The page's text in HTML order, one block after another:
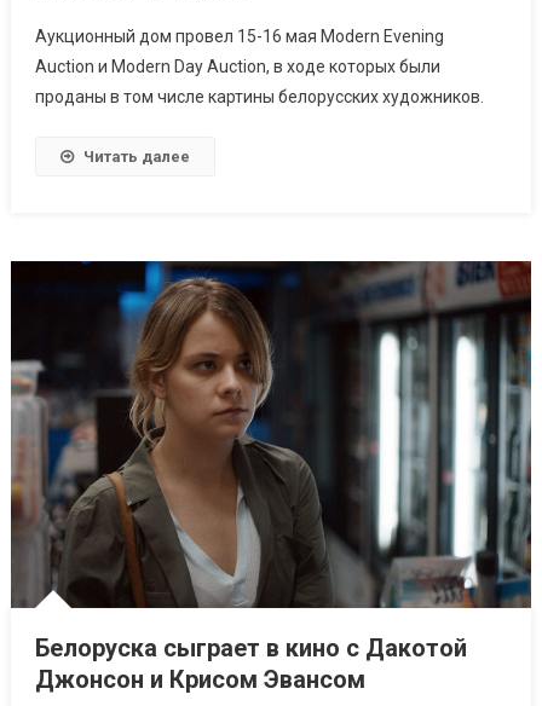
Аукционный дом провел 15-16 мая Modern Evening
Auction и Modern Day Auction, в ходе которых были
проданы в том числе картины белорусских художников.
Читать далее
Белоруска сыграет в кино с Дакотой
Джонсон и Крисом Эвансом